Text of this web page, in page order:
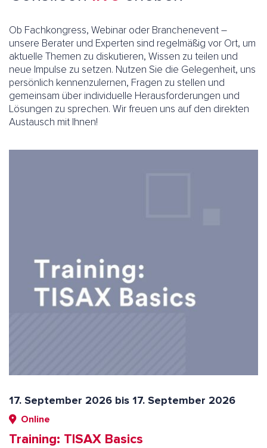
Ob Fachkongress, Webinar oder Branchenevent –
unsere Berater und Experten sind regelmäßig vor Ort, um
aktuelle Themen zu diskutieren, Wissen zu teilen und
neue Impulse zu setzen. Nutzen Sie die Gelegenheit, uns
persönlich kennenzulernen, Fragen zu stellen und
gemeinsam über individuelle Herausforderungen und
Lösungen zu sprechen. Wir freuen uns auf den direkten
Austausch mit Ihnen!
17. September 2026 bis 17. September 2026
Online
Training: TISAX Basics